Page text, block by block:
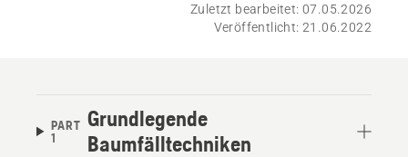
Zuletzt bearbeitet: 07.05.2026
Veröffentlicht: 21.06.2022
PART
1
Grundlegende
Baumfälltechniken